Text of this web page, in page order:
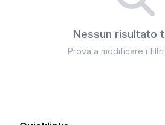
Nessun risultato
Prova a modificare i